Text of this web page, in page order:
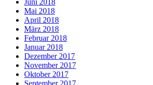
Juni 2018
Mai 2018
April 2018
März 2018
Februar 2018
Januar 2018
Dezember 2017
November 2017
Oktober 2017
September 2017